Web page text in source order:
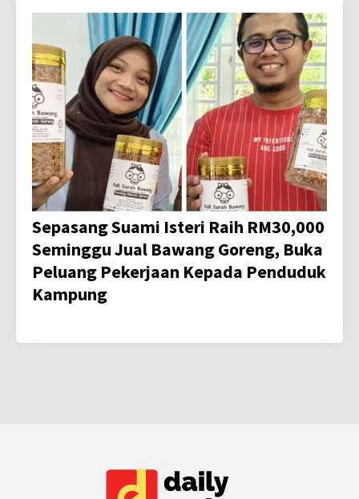
Sepasang Suami Isteri Raih RM30,000
Seminggu Jual Bawang Goreng, Buka
Peluang Pekerjaan Kepada Penduduk
Kampung